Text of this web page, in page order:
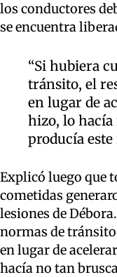
los conductores
se encuentra
“Si hubiera
tránsito, el
en lugar de
hizo, lo hacía
producía este
Explicó luego que
cometidas
lesiones de
normas de
en lugar de
hacía no tan